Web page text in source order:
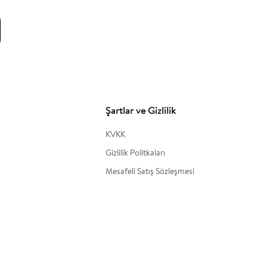
Şartlar ve Gizlilik
KVKK
Gizlilik Politkaları
Mesafeli Satış Sözleşmesi